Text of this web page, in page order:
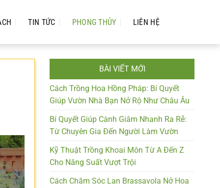
TIN TỨC PHONG THỦY LIÊN HỆ
BÀI VIẾT MỚI
Cách Trồng Hoa Hồng Pháp: Bí Quyết
Giúp Vườn Nhà Bạn Nở Rộ Như Châu Âu
Bí Quyết Giúp Cành Giâm Nhanh Ra Rễ:
Từ Chuyên Gia Đến Người Làm Vườn
Kỹ Thuật Trồng Khoai Môn Từ A Đến Z
Cho Năng Suất Vượt Trội
Cách Chăm Sóc Lan Brassavola Nở Hoa